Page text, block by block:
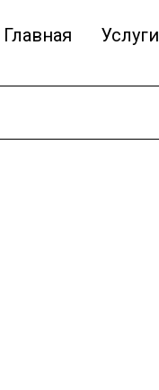
Главная Услуги